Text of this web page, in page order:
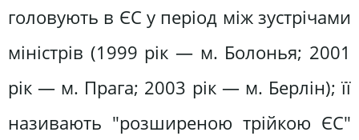
головують в ЄС у період між зустрічами
міністрів (1999 рік — м. Болонья; 2001
рік — м. Прага; 2003 рік — м. Берлін); її
називають "розширеною трійкою ЄС"